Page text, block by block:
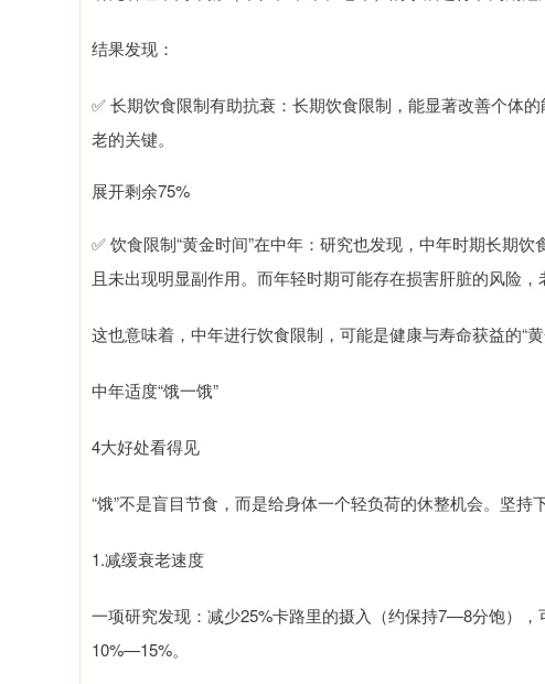
结果发现：
✅ 长期饮食限制有助抗衰：长期饮食限制，能显著改善个体
老的关键。
展开剩余75%
✅ 饮食限制“黄金时间”在中年：研究也发现，中年时期长期
且未出现明显副作用。而年轻时期可能存在损害肝脏的风险，
这也意味着，中年进行饮食限制，可能是健康与寿命获益的“黄
中年适度“饿一饿”
4大好处看得见
“饿”不是盲目节食，而是给身体一个轻负荷的休整机会。坚持
1.减缓衰老速度
一项研究发现：减少25%卡路里的摄入（约保持7—8分饱）
10%—15%。